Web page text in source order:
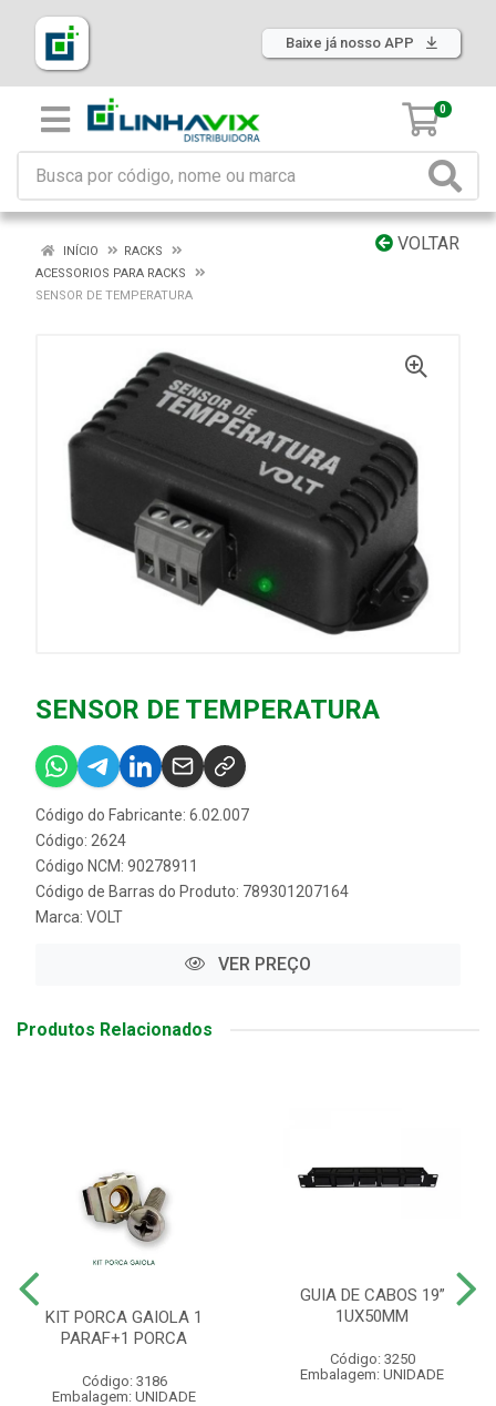
Baixe já nosso APP
0
VOLTAR
INÍCIO
RACKS
ACESSORIOS PARA RACKS
SENSOR DE TEMPERATURA
SENSOR DE TEMPERATURA
Código do Fabricante: 6.02.007
Código: 2624
Código NCM: 90278911
Código de Barras do Produto: 789301207164
Marca: VOLT
VER PREÇO
Produtos Relacionados
KIT PORCA GAIOLA 1
PARAF+1 PORCA
Código: 3186
Embalagem: UNIDADE
GUIA DE CABOS 19”
1UX50MM
Código: 3250
Embalagem: UNIDADE